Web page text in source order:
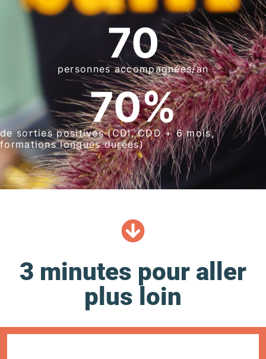
personnes accompagnées/an
70
de sorties positives (CDI, CDD + 6 mois,
formations longues durées)
70%
3 minutes pour aller
plus loin